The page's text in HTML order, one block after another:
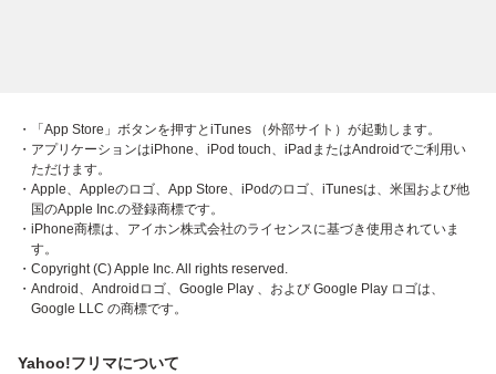
・「App Store」ボタンを押すとiTunes （外部サイト）が起動します。
・アプリケーションはiPhone、iPod touch、iPadまたはAndroidでご利用い
ただけます。
・Apple、Appleのロゴ、App Store、iPodのロゴ、iTunesは、米国および他
国のApple Inc.の登録商標です。
・iPhone商標は、アイホン株式会社のライセンスに基づき使用されていま
す。
・Copyright (C) Apple Inc. All rights reserved.
・Android、Androidロゴ、Google Play 、および Google Play ロゴは、
Google LLC の商標です。
Yahoo!フリマについて